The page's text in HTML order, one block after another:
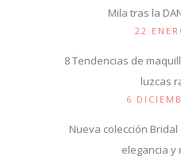
Mila tras la
22
8 Tendencias de
luzcas
6
Nueva colección
elegancia y